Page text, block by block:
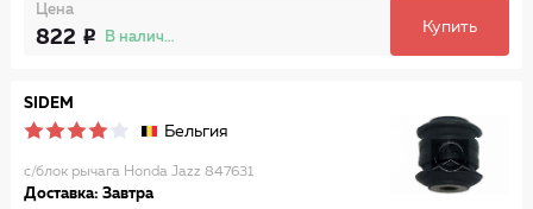
Цена
822 В наличии
Купить
SIDEM
Бельгия
с/блок рычага Honda Jazz 847631
Доставка: Завтра